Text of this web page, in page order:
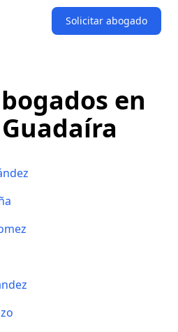
Solicitar abogado
en